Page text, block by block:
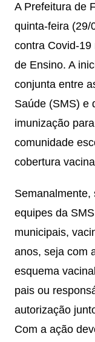
A Prefeitura de
quinta-feira (29/
contra Covid-19
de Ensino. A
conjunta entre
Saúde (SMS) e
imunização
comunidade
cobertura
Semanalmente,
equipes da
municipais,
anos, seja com
esquema
pais ou
autorização
Com a ação